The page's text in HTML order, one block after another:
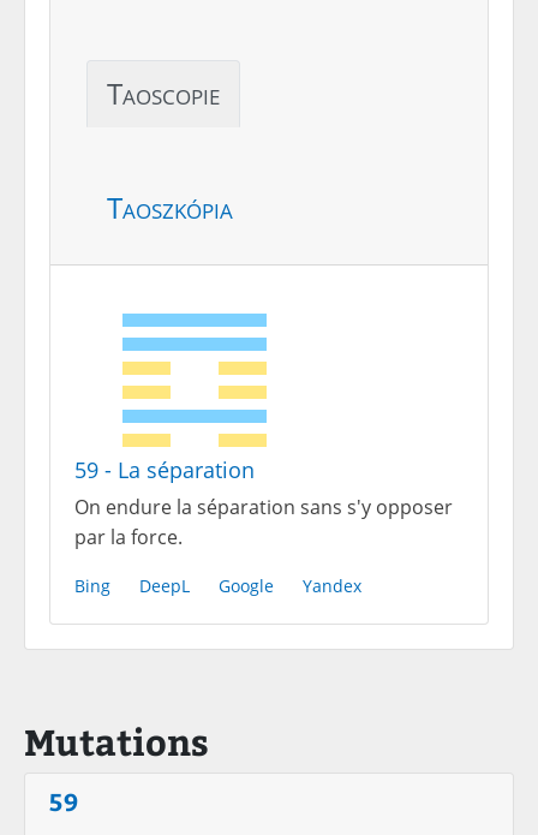
Taoscopie
Taoszkópia
59 - La séparation
On endure la séparation sans s'y opposer
par la force.
Bing DeepL Google Yandex
Mutations
59